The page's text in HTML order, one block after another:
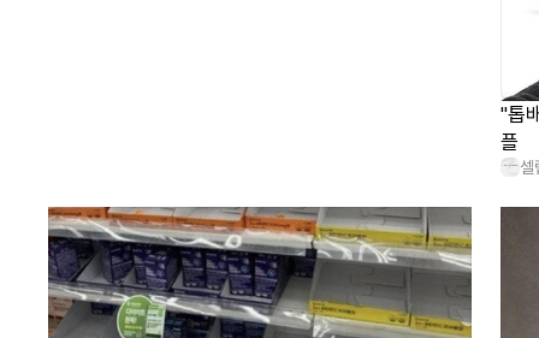
"톱
플
셀